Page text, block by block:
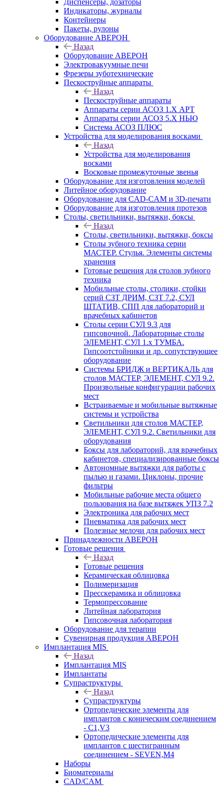
Диспенсеры, дозаторы
Индикаторы, журналы
Контейнеры
Пакеты, рулоны
Оборудование АВЕРОН
Назад
Оборудование АВЕРОН
Электровакуумные печи
Фрезеры зуботехнические
Пескоструйные аппараты
Назад
Пескоструйные аппараты
Аппараты серии АСОЗ 1.Х АРТ
Аппараты серии АСОЗ 5.Х НЬЮ
Система АСОЗ ПЛЮС
Устройства для моделирования восками
Назад
Устройства для моделирования
восками
Восковые промежуточные звенья
Оборудование для изготовления моделей
Литейное оборудование
Оборудование для CAD-CAM и 3D-печати
Оборудование для изготовления протезов
Cтолы, светильники, вытяжки, боксы
Назад
Cтолы, светильники, вытяжки, боксы
Столы зубного техника серии
МАСТЕР. Стулья. Элементы системы
хранения
Готовые решения для столов зубного
техника
Мобильные столы, столики, стойки
серий СЗТ ДРИМ, СЗТ 7.2, СУЛ
ШТАТИВ, СПП для лабораторий и
врачебных кабинетов
Столы серии СУЛ 9.3 для
гипсовочной. Лабораторные столы
ЭЛЕМЕНТ, СУЛ 1.х ТУМБА.
Гипсоотстойники и др. сопутствующее
оборудование
Системы БРИДЖ и ВЕРТИКАЛЬ для
столов МАСТЕР, ЭЛЕМЕНТ, СУЛ 9.2.
Произвольные конфигурации рабочих
мест
Встраиваемые и мобильные вытяжные
системы и устройства
Светильники для столов МАСТЕР,
ЭЛЕМЕНТ, СУЛ 9.2. Светильники для
оборудования
Боксы для лабораторий, для врачебных
кабинетов, специализированные боксы
Автономные вытяжки для работы с
пылью и газами. Циклоны, прочие
фильтры
Мобильные рабочие места общего
пользования на базе вытяжек УПЗ 7.2
Электроника для рабочих мест
Пневматика для рабочих мест
Полезные мелочи для рабочих мест
Принадлежности АВЕРОН
Готовые решения
Назад
Готовые решения
Керамическая облицовка
Полимеризация
Пресскерамика и облицовка
Термопрессование
Литейная лаборатория
Гипсовочная лаборатория
Оборудование для терапии
Сувенирная продукция АВЕРОН
Имплантация MIS
Назад
Имплантация MIS
Имплантаты
Супраструктуры
Назад
Супраструктуры
Ортопедические элементы для
имплантов с коническим соединением
- C1,V3
Ортопедические элементы для
имплантов с шестигранным
соединением - SEVEN,M4
Наборы
Биоматериалы
CAD/CAM